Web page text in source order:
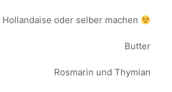
Hollandaise oder selber machen
Butter
Rosmarin und Thymian